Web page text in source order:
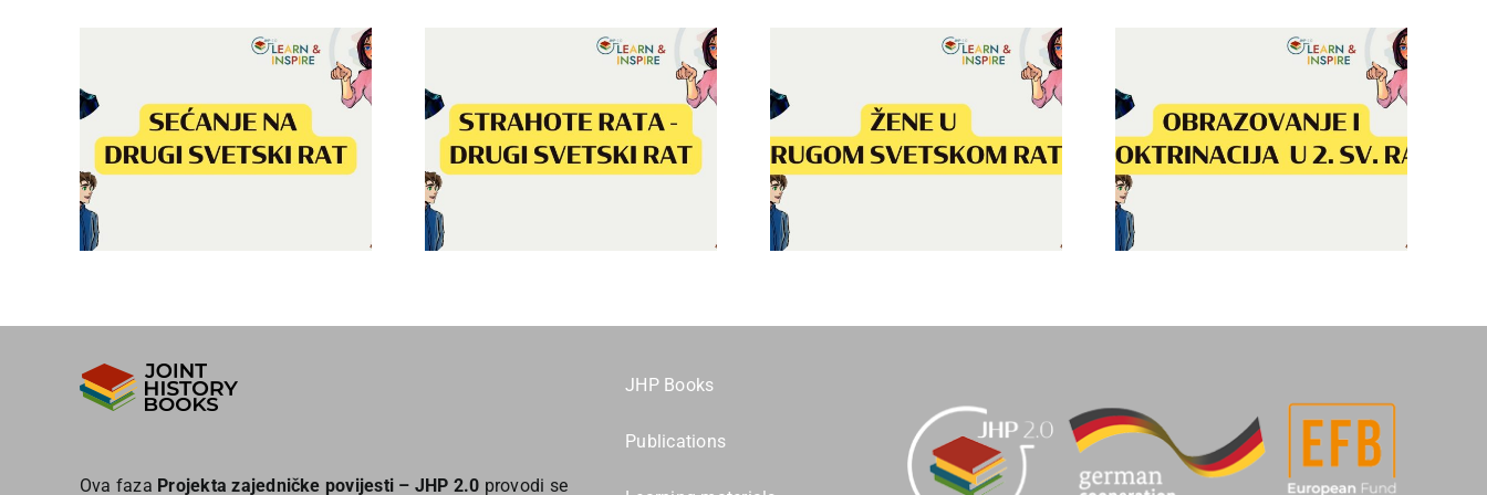
Strahote rata –
Drugi svetski rat
Žene u Drugom
svetskom ratu
Obrazovanje i
indoktrinacija u
Drugom svetskom
Sećanje na Drugi
svetski rat
Ova faza Projekta zajedničke povijesti – JHP 2.0 provodi se
JHP Books
Publications